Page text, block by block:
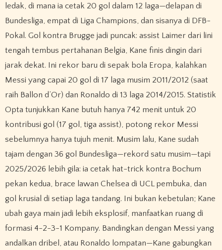
ledak, di mana ia cetak 20 gol dalam 12 laga—delapan di
Bundesliga, empat di Liga Champions, dan sisanya di DFB-
Pokal. Gol kontra Brugge jadi puncak: assist Laimer dari lini
tengah tembus pertahanan Belgia, Kane finis dingin dari
jarak dekat. Ini rekor baru di sepak bola Eropa, kalahkan
Messi yang capai 20 gol di 17 laga musim 2011/2012 (saat
raih Ballon d’Or) dan Ronaldo di 13 laga 2014/2015. Statistik
Opta tunjukkan Kane butuh hanya 742 menit untuk 20
kontribusi gol (17 gol, tiga assist), potong rekor Messi
sebelumnya hanya tujuh menit. Musim lalu, Kane sudah
tajam dengan 36 gol Bundesliga—rekord satu musim—tapi
2025/2026 lebih gila: ia cetak hat-trick kontra Bochum
pekan kedua, brace lawan Chelsea di UCL pembuka, dan
gol krusial di setiap laga tandang. Ini bukan kebetulan; Kane
ubah gaya main jadi lebih eksplosif, manfaatkan ruang di
formasi 4-2-3-1 Kompany. Bandingkan dengan Messi yang
andalkan dribel, atau Ronaldo lompatan—Kane gabungkan